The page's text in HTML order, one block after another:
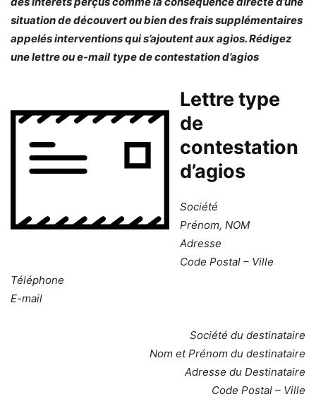
situation de découvert ou bien des frais supplémentaires
appelés interventions qui s’ajoutent aux agios. Rédigez
une lettre ou e-mail type de contestation d’agios
Lettre type
de
contestation
d’agios
Société
Prénom, NOM
Adresse
Code Postal – Ville
Téléphone
E-mail
Société du destinataire
Nom et Prénom du destinataire
Adresse du Destinataire
Code Postal – Ville